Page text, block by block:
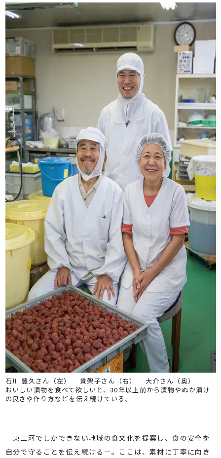
石川 豊久さん（左） 貴架子さん（右） 大介さん（奥）
おいしい漬物を食べて欲しいと、30年以上前から漬物やぬか漬け
の良さや作り方などを伝え続けている。
東三河でしかできない地域の食文化を提案し、食の安全を
自分で守ることを伝え続けるー。ここは、素材に丁寧に向き